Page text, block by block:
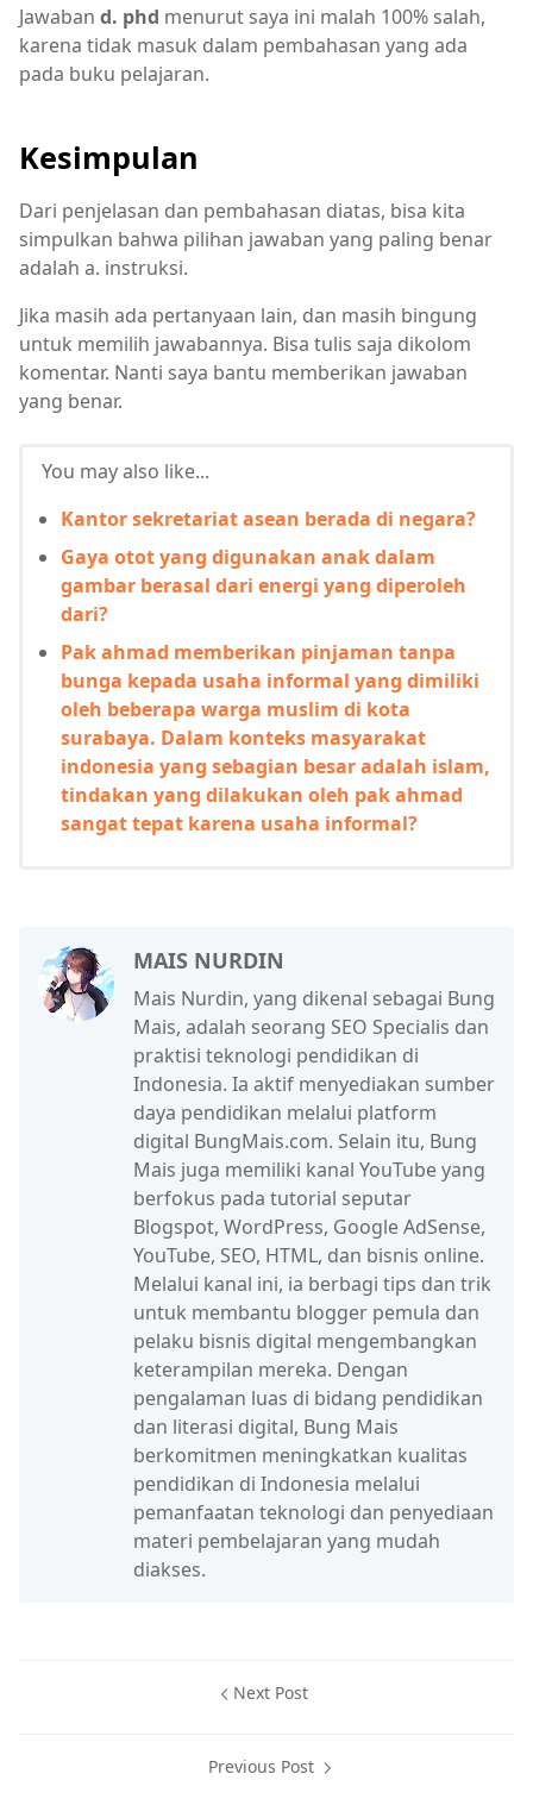
Jawaban d. phd menurut saya ini malah 100% salah,
karena tidak masuk dalam pembahasan yang ada
pada buku pelajaran.
Kesimpulan
Dari penjelasan dan pembahasan diatas, bisa kita
simpulkan bahwa pilihan jawaban yang paling benar
adalah a. instruksi.
Jika masih ada pertanyaan lain, dan masih bingung
untuk memilih jawabannya. Bisa tulis saja dikolom
komentar. Nanti saya bantu memberikan jawaban
yang benar.
You may also like...
Kantor sekretariat asean berada di negara?
Gaya otot yang digunakan anak dalam
gambar berasal dari energi yang diperoleh
dari?
Pak ahmad memberikan pinjaman tanpa
bunga kepada usaha informal yang dimiliki
oleh beberapa warga muslim di kota
surabaya. Dalam konteks masyarakat
indonesia yang sebagian besar adalah islam,
tindakan yang dilakukan oleh pak ahmad
sangat tepat karena usaha informal?
MAIS NURDIN
Mais Nurdin, yang dikenal sebagai Bung
Mais, adalah seorang SEO Specialis dan
praktisi teknologi pendidikan di
Indonesia. Ia aktif menyediakan sumber
daya pendidikan melalui platform
digital BungMais.com. Selain itu, Bung
Mais juga memiliki kanal YouTube yang
berfokus pada tutorial seputar
Blogspot, WordPress, Google AdSense,
YouTube, SEO, HTML, dan bisnis online.
Melalui kanal ini, ia berbagi tips dan trik
untuk membantu blogger pemula dan
pelaku bisnis digital mengembangkan
keterampilan mereka. Dengan
pengalaman luas di bidang pendidikan
dan literasi digital, Bung Mais
berkomitmen meningkatkan kualitas
pendidikan di Indonesia melalui
pemanfaatan teknologi dan penyediaan
materi pembelajaran yang mudah
diakses.
Next Post
Previous Post